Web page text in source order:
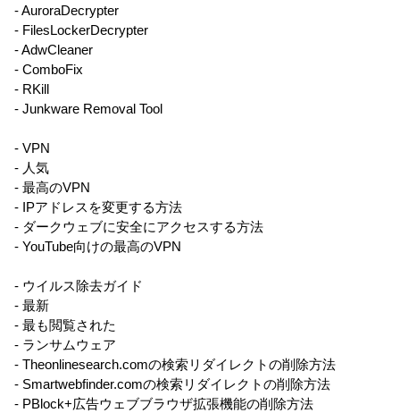
- AuroraDecrypter
- FilesLockerDecrypter
- AdwCleaner
- ComboFix
- RKill
- Junkware Removal Tool
- VPN
- 人気
- 最高のVPN
- IPアドレスを変更する方法
- ダークウェブに安全にアクセスする方法
- YouTube向けの最高のVPN
- ウイルス除去ガイド
- 最新
- 最も閲覧された
- ランサムウェア
- Theonlinesearch.comの検索リダイレクトの削除方法
- Smartwebfinder.comの検索リダイレクトの削除方法
- PBlock+広告ウェブブラウザ拡張機能の削除方法